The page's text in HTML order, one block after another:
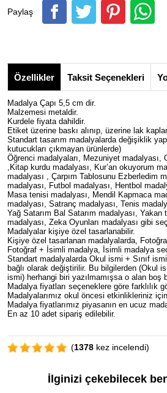
Paylaş
Özellikler Taksit Seçenekleri
Madalya Çapı 5,5 cm dir.
Malzemesi metaldir.
Kurdele fiyata dahildir.
Etiket üzerine baskı alınıp, üzerine lak
Standart tasarım madalyalarda değişiklik
kutucukları çıkmayan ürünlerde)
Öğrenci madalyaları, Mezuniyet madalyası,
,Kitap kurdu madalyası, Kur’an okuyorum
madalyası , Çarpım Tablosunu Ezberledim
madalyası, Futbol madalyası, Hentbol
Masa tenisi madalyası, Mendil Kapmaca
madalyası, Satranç madalyası, Tenis
Yağ Satarım Bal Satarım madalyası, Yakan
madalyası, Zeka Oyunları madalyası gibi
Madalyalar kişiye özel tasarlanabilir.
Kişiye özel tasarlanan madalyalarda,
Fotoğraf + İsimli madalya, İsimli madalya
Standart madalyalarda Okul ismi + Sınıf
bağlı olarak değiştirilir. Bu bilgilerden (Okul
ismi) herhangi biri yazılmamışsa o alan boş
Madalya fiyatları seçeneklere göre farklılık
Madalyalarımız okul öncesi etkinlikleriniz
Madalya fiyatlarımız piyasanın en ucuz
En az 10 adet sipariş edilebilir.
(1378 kez incelendi)
İlginizi çekebilecek